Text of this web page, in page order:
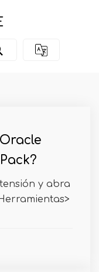
y abra